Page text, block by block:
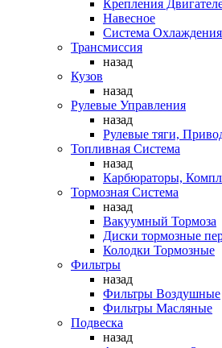
Крепления
Навесное
Система Охлаждения
Трансмиссия
назад
Кузов
назад
Рулевые Управления
назад
Рулевые тяги,
Топливная Система
назад
Карбюраторы,
Тормозная Система
назад
Вакуумный Тормоза
Диски тормозные
Колодки Тормозные
Фильтры
назад
Фильтры Воздушные
Фильтры Масляные
Подвеска
назад